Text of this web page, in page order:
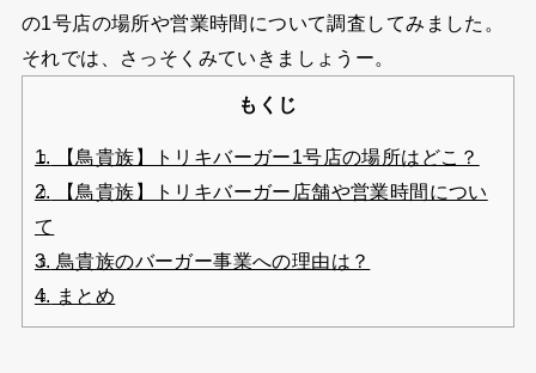
の1号店の場所や営業時間について調査してみました。
それでは、さっそくみていきましょうー。
もくじ
1.
【鳥貴族】トリキバーガー1号店の場所はどこ？
2.
【鳥貴族】トリキバーガー店舗や営業時間につい
て
3. 鳥貴族のバーガー事業への理由は？
4. まとめ